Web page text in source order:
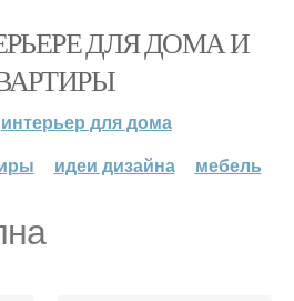
ДЛЯ ДОМА И
интерьер для дома
идеи дизайна мебель